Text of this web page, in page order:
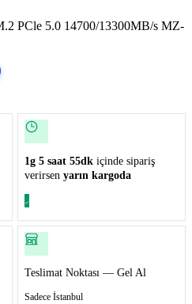
PCle 5.0 14700/13300MB/s MZ-
1g 5 saat 55dk içinde sipariş
verirsen yarın kargoda
Teslimat Noktası — Gel Al
Sadece İstanbul